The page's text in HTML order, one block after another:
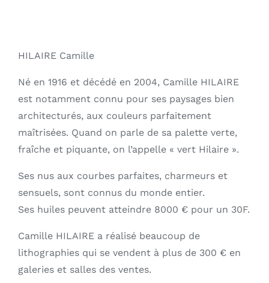
HILAIRE Camille
Né en 1916 et décédé en 2004, Camille HILAIRE
est notamment connu pour ses paysages bien
architecturés, aux couleurs parfaitement
maîtrisées. Quand on parle de sa palette verte,
fraîche et piquante, on l’appelle « vert Hilaire ».
Ses nus aux courbes parfaites, charmeurs et
sensuels, sont connus du monde entier.
Ses huiles peuvent atteindre 8000 € pour un 30F.
Camille HILAIRE a réalisé beaucoup de
lithographies qui se vendent à plus de 300 € en
galeries et salles des ventes.